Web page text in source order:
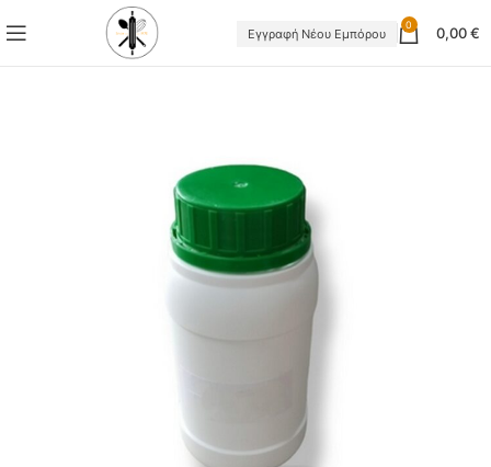
Εγγραφή Νέου Εμπόρου
0 0,00€